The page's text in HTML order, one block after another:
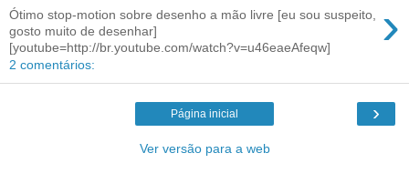
›
Ótimo stop-motion sobre desenho a mão livre [eu sou suspeito,
gosto muito de desenhar]
[youtube=http://br.youtube.com/watch?v=u46eaeAfeqw]
2 comentários:
›
Página inicial
Ver versão para a web